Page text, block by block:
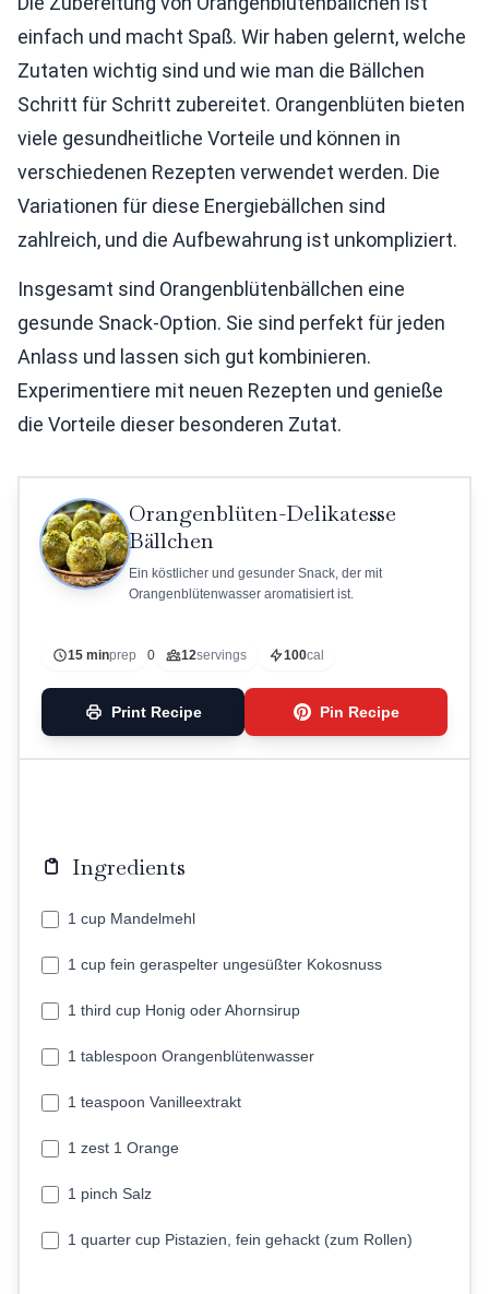
einfach und macht Spaß. Wir haben gelernt, welche
Zutaten wichtig sind und wie man die Bällchen
Schritt für Schritt zubereitet. Orangenblüten bieten
viele gesundheitliche Vorteile und können in
verschiedenen Rezepten verwendet werden. Die
Variationen für diese Energiebällchen sind
zahlreich, und die Aufbewahrung ist unkompliziert.
Insgesamt sind Orangenblütenbällchen eine
gesunde Snack-Option. Sie sind perfekt für jeden
Anlass und lassen sich gut kombinieren.
Experimentiere mit neuen Rezepten und genieße
die Vorteile dieser besonderen Zutat.
Orangenblüten-Delikatesse
Bällchen
Ein köstlicher und gesunder Snack, der mit
Orangenblütenwasser aromatisiert ist.
15 minprep 0 12servings 100cal
Print Recipe Pin Recipe
Ingredients
1 cup Mandelmehl
1 cup fein geraspelter ungesüßter Kokosnuss
1 third cup Honig oder Ahornsirup
1 tablespoon Orangenblütenwasser
1 teaspoon Vanilleextrakt
1 zest 1 Orange
1 pinch Salz
1 quarter cup Pistazien, fein gehackt (zum Rollen)